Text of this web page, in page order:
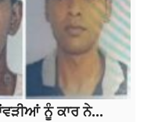
ਨੂੰ ਕਾਰ ਨੇ...